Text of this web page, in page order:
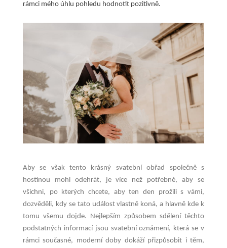
rámci mého úhlu pohledu hodnotit pozitivně.
Aby se však tento krásný svatební obřad společně s
hostinou mohl odehrát, je více než potřebné, aby se
všichni, po kterých chcete, aby ten den prožili s vámi,
dozvěděli, kdy se tato událost vlastně koná, a hlavně kde k
tomu všemu dojde. Nejlepším způsobem sdělení těchto
podstatných informací jsou svatební oznámení, která se v
rámci současné, moderní doby dokáží přizpůsobit i těm,